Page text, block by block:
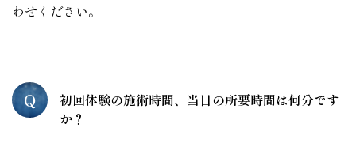
わせください。
Q
初回体験の施術時間、当日の所要時間は何分です
か？